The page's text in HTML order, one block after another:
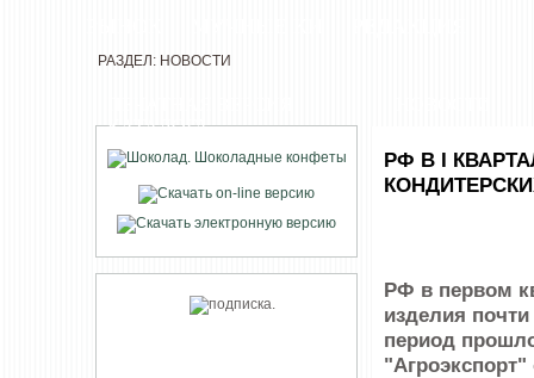
КАТАЛОГА
РАЗДЕЛ: НОВОСТИ
РФ В I
РФ в первом
изделия
период